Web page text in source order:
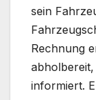
sein
Rechnung
informiert.